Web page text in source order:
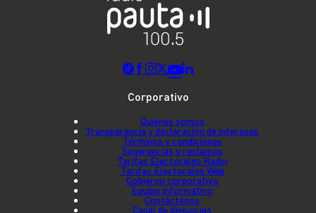
Corporativo
Quienes somos
Transparencia y declaración de intereses
Términos y condiciones
Sugerencias y reclamos
Tarifas Electorales Radio
Tarifas Electorales Web
Gobierno corporativo
Equipo informativo
Contáctenos
Canal de denuncias